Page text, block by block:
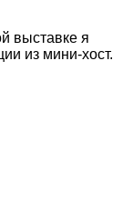
выставке я
из мини-хост.